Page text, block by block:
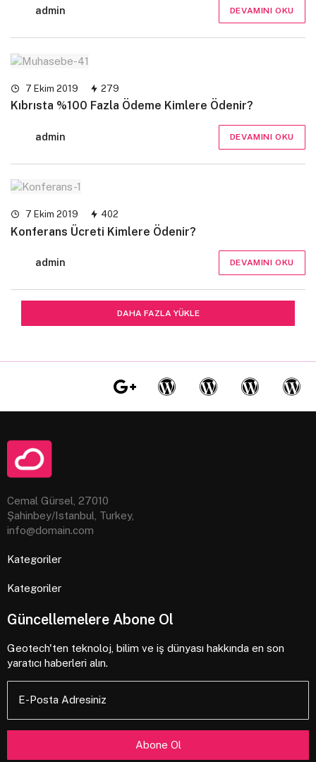
admin DEVAMINI OKU
7 Ekim 2019 279
Kıbrısta %100 Fazla Ödeme Kimlere Ödenir?
admin DEVAMINI OKU
7 Ekim 2019 402
Konferans Ücreti Kimlere Ödenir?
admin DEVAMINI OKU
DAHA FAZLA YÜKLE
Cemal Gürsel, 27010
Şahinbey/Istanbul, Turkey,
info@domain.com
Kategoriler
Kategoriler
Güncellemelere Abone Ol
Geotech'ten teknoloj, bilim ve iş dünyası hakkında en son
yaratıcı haberleri alın.
E-Posta Adresiniz